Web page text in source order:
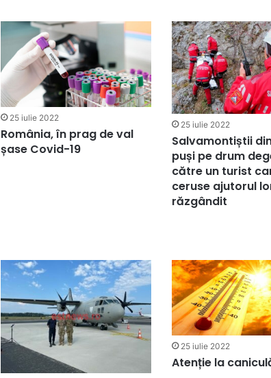
25 iulie 2022
România, în prag de val
șase Covid-19
25 iulie 2022
Salvamontiștii
puși pe drum
către un turist
ceruse ajutorul
răzgândit
25 iulie 2022
Atenție la